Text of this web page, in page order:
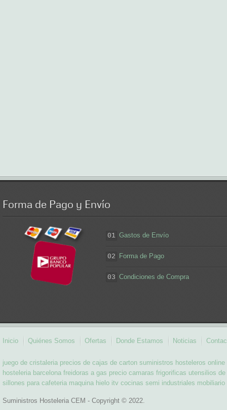
Forma de Pago y Envío
01 Gastos de Envío
02 Forma de Pago
03 Condiciones de Compra
Inicio Quiénes Somos Ofertas Donde Estamos Noticias
juego de cristaleria precios de cajas de carton suministros hosteleros online
hosteleria barcelona freidoras a gas precio camaras frigorificas utensilios
sillones para cafeteria maquina hielo itv cocinas semi industriales mobiliario
Suministros Hosteleria CEM - Copyright © 2022.